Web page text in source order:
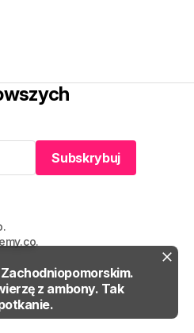
z ambony. Tak
.
Subskrybuj
Subskrybuj